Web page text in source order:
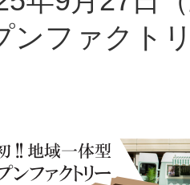
2025年12月6日（土）開催！
念フェスティバル 2025年11月
ファクト